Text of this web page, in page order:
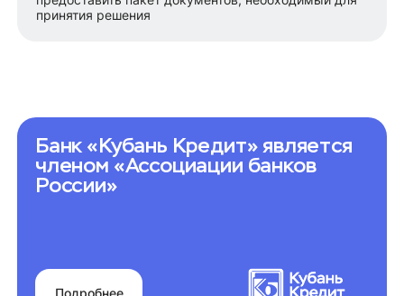
принятия решения
Банк «Кубань Кредит» является
членом «Ассоциации банков
России»